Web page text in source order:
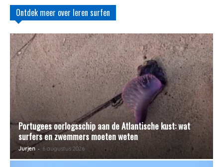
Ontdek meer over leren surfen
Portugees oorlogsschip aan de Atlantische kust: wat
surfers en zwemmers moeten weten
Jurjen - 6 augustus 2026